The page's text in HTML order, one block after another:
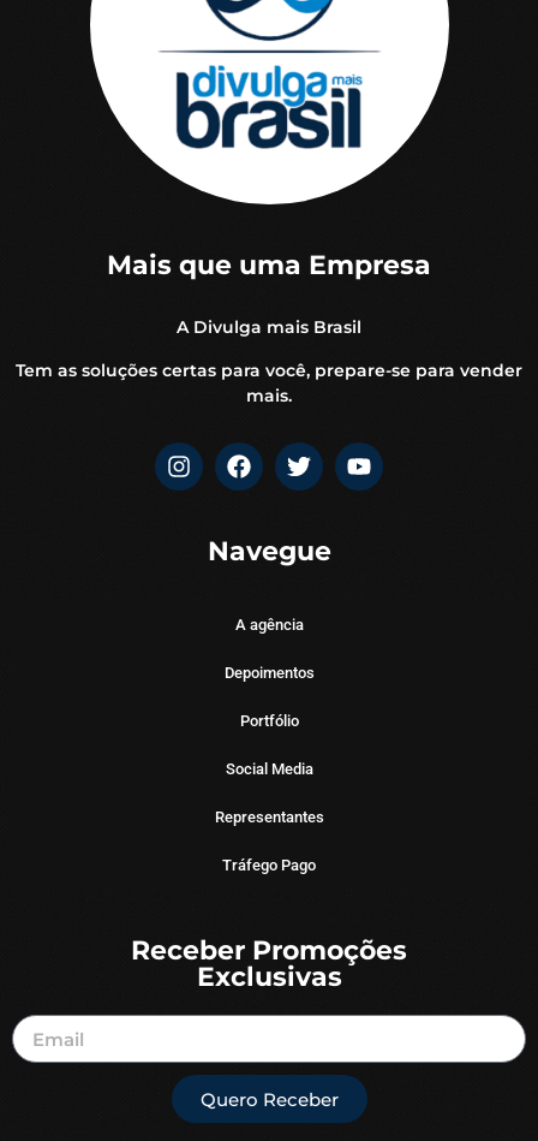
Mais que uma Empresa
A Divulga mais Brasil
Tem as soluções certas para você, prepare-se para vender
mais.
Navegue
A agência
Depoimentos
Portfólio
Social Media
Representantes
Tráfego Pago
Receber Promoções
Exclusivas
Quero Receber